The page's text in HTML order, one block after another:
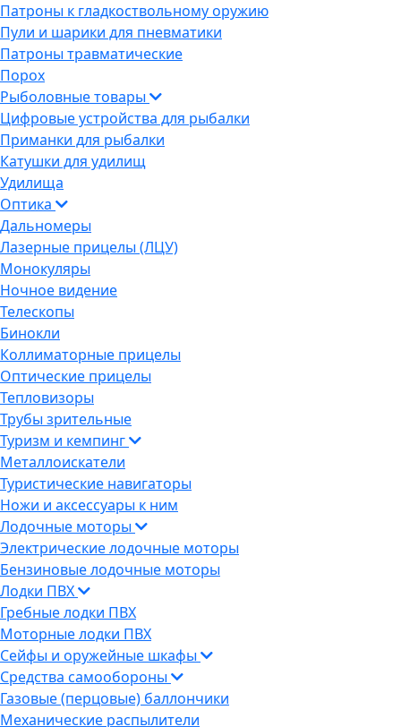
Патроны к гладкоствольному оружию
Пули и шарики для пневматики
Патроны травматические
Порох
Рыболовные товары
Цифровые устройства для рыбалки
Приманки для рыбалки
Катушки для удилищ
Удилища
Оптика
Дальномеры
Лазерные прицелы (ЛЦУ)
Монокуляры
Ночное видение
Телескопы
Бинокли
Коллиматорные прицелы
Оптические прицелы
Тепловизоры
Трубы зрительные
Туризм и кемпинг
Металлоискатели
Туристические навигаторы
Ножи и аксессуары к ним
Лодочные моторы
Электрические лодочные моторы
Бензиновые лодочные моторы
Лодки ПВХ
Гребные лодки ПВХ
Моторные лодки ПВХ
Сейфы и оружейные шкафы
Средства самообороны
Газовые (перцовые) баллончики
Механические распылители